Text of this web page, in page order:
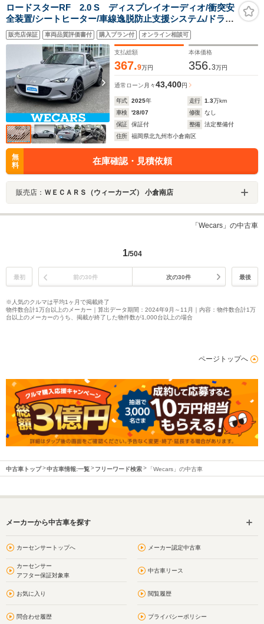
ロードスターRF 2.0 S ディスプレイオーディオ/衝突安
全装置/シートヒーター/車線逸脱防止支援システム/ドライ
ブレコーダー 社外/ヘッドランプ LED/ETC/EBD付ABS/横
滑り防止装置/アイドリングストップ
販売店保証 車両品質評価書付 購入プラン付 オンライン相談可
支払総額
367.9万円
本体価格
356.3万円
通常ローン 月々43,400円
年式 2025年 走行 1.3万km
車検
'28/07 修復
なし
保証
保証付 整備
法定整備付
住所
福岡県北九州市小倉南区
無
料
在庫確認・見積依頼
販売店： ＷＥＣＡＲＳ（ウィーカーズ） 小倉南店
「Wecars」の中古車
1/504
最初 前の30件 次の30件 最後
※人気のクルマは平均1ヶ月で掲載終了
物件数合計1万台以上のメーカー｜算出データ期間：2024年9月～11月｜内容：物件数合計1万
台以上のメーカーのうち、掲載が終了した物件数が1,000台以上の場合
ページトップへ
中古車トップ 中古車情報:一覧 フリーワード検索 「Wecars」の中古車
メーカーから中古車を探す
カーセンサートップへ メーカー認定中古車
カーセンサー
アフター保証対象車
中古車リース
お気に入り 閲覧履歴
問合わせ履歴 プライバシーポリシー